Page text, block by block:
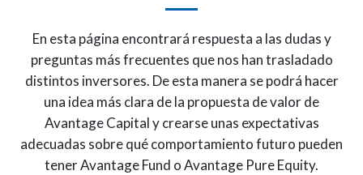
En esta página encontrará respuesta a las dudas y
preguntas más frecuentes que nos han trasladado
distintos inversores. De esta manera se podrá hacer
una idea más clara de la propuesta de valor de
Avantage Capital y crearse unas expectativas
adecuadas sobre qué comportamiento futuro pueden
tener Avantage Fund o Avantage Pure Equity.